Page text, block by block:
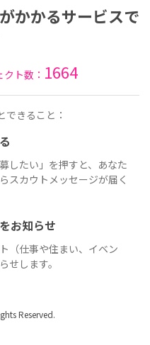
かかるサービスで
ト数： 1664
できること：
したい」を押すと、あなた
スカウトメッセージが届く
お知らせ
（仕事や住まい、イベン
せします。
Reserved.